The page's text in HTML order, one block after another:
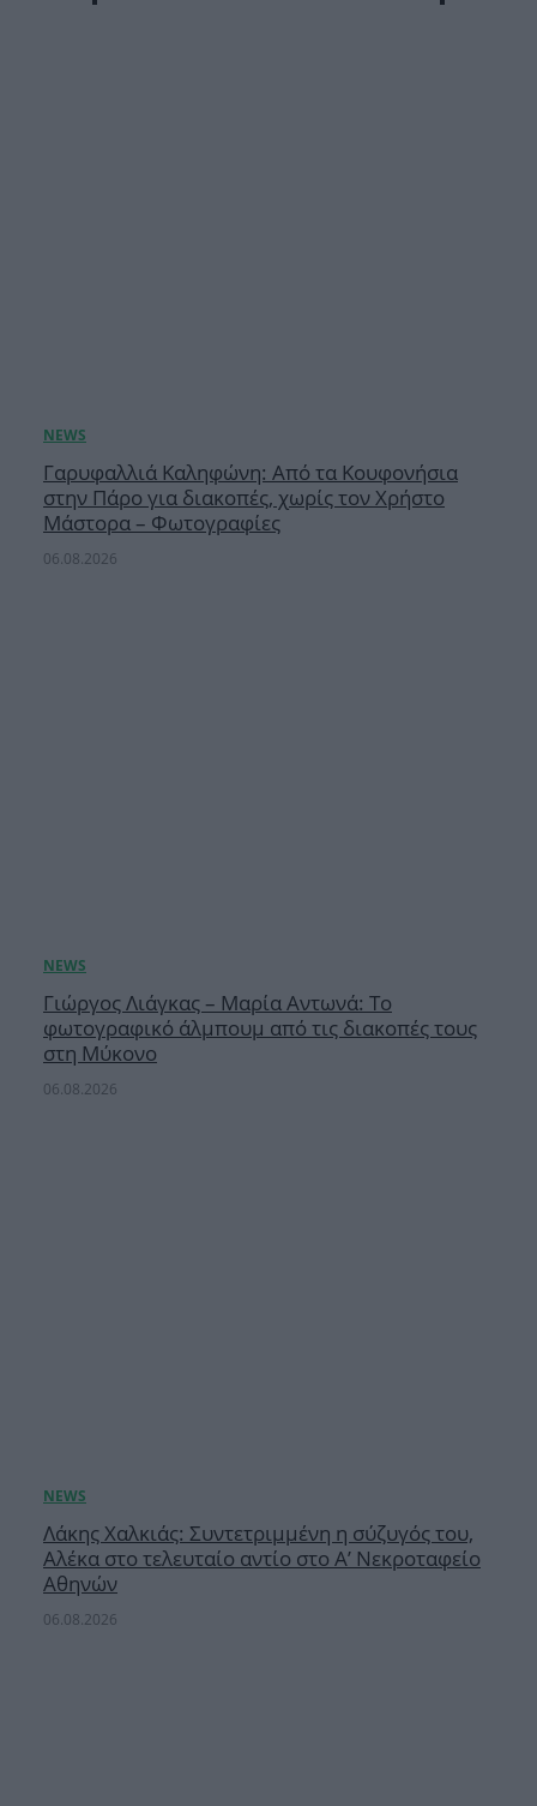
Γαρυφαλλιά Καληφώνη: Από τα Κουφονήσια
στην Πάρο για διακοπές, χωρίς τον Χρήστο
Μάστορα – Φωτογραφίες
06.08.2026
Γιώργος Λιάγκας – Μαρία Αντωνά: Το
φωτογραφικό άλμπουμ από τις διακοπές τους
στη Μύκονο
06.08.2026
Λάκης Χαλκιάς: Συντετριμμένη η σύζυγός του,
Αλέκα στο τελευταίο αντίο στο Α’ Νεκροταφείο
Αθηνών
06.08.2026